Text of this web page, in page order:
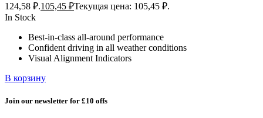
124,58 ₽.105,45 ₽Текущая цена: 105,45 ₽.
In Stock
Best-in-class all-around performance
Confident driving in all weather conditions
Visual Alignment Indicators
В корзину
Join our newsletter for £10 offs